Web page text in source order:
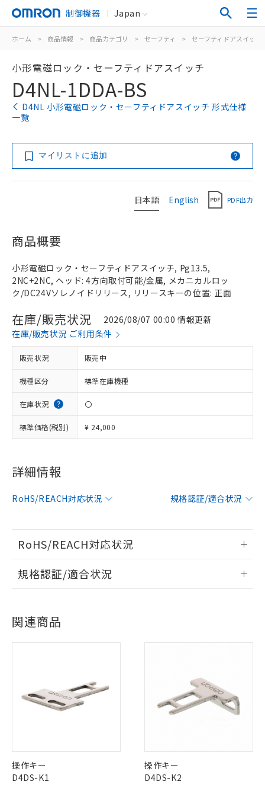
制御機器 Japan
ホーム > 商品情報 > 商品カテゴリ > セーフティ > セーフティドアスイッチ
小形電磁ロック・セーフティドアスイッチ
D4NL-1DDA-BS
D4NL 小形電磁ロック・セーフティドアスイッチ 形式仕様
一覧
マイリストに追加
日本語 English PDF出力
商品概要
小形電磁ロック・セーフティドアスイッチ, Pg13.5,
2NC+2NC, ヘッド: 4方向取付可能/金属, メカニカルロッ
ク/DC24Vソレノイドリリース, リリースキーの位置: 正面
在庫/販売状況
2026/08/07 00:00 情報更新
在庫/販売状況 ご利用条件
販売状況 販売中
機種区分 標準在庫機種
在庫状況 〇
標準価格(税別) ¥ 24,000
詳細情報
RoHS/REACH対応状況 規格認証/適合状況
RoHS/REACH対応状況
EU RoHS 注意事項・凡例
対応状況 ※1
中国 RoHS 注意事項・凡例
規格認証/適合状況
オムロン営業員または販売店にお問い合わせください。
関連商品
操作キー
D4DS-K1
操作キー
D4DS-K2
ご利用条件
ご利用ください。
本サービスは、当社制御機器事業取扱
※1 対応状況
対応予定：EU RoHS指令（10物質）の非含
有に対応した製品に切り替える予定のある
定はありません。
調査・確認中：EU RoHS指令（10物質）の
非含有の対応状況を調査中または確認中の
※1 中国RoHS○×表